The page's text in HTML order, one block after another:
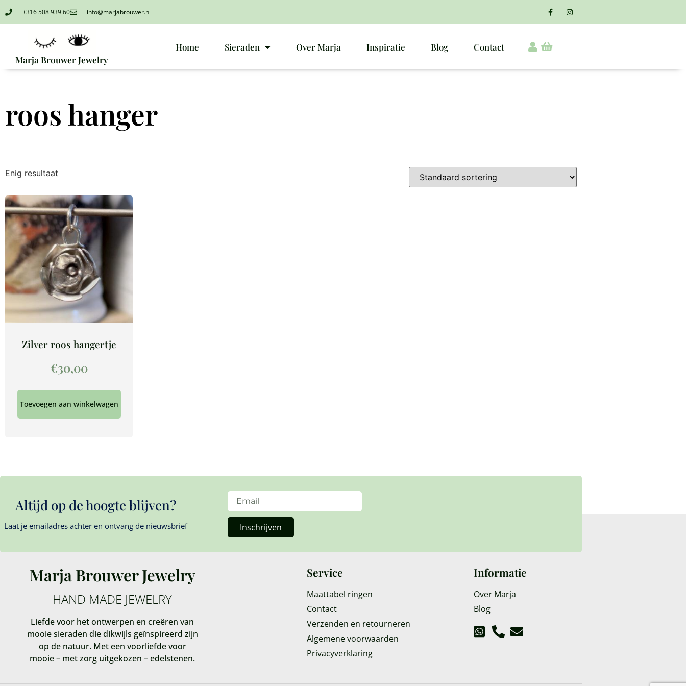
+316 508 939 60 info@marjabrouwer.nl
Marja Brouwer Jewelry
Home Sieraden Over Marja Inspiratie Blog Contact
roos hanger
Enig resultaat
Zilver roos hangertje
€30,00
Toevoegen aan winkelwagen
Altijd op de hoogte blijven?
Laat je emailadres achter en ontvang de nieuwsbrief Inschrijven
Marja Brouwer Jewelry
HAND MADE JEWELRY
Liefde voor het ontwerpen en creëren van
mooie sieraden die dikwijls geïnspireerd zijn
op de natuur. Met een voorliefde voor
mooie – met zorg uitgekozen – edelstenen.
Service
Maattabel ringen
Contact
Verzenden en retourneren
Algemene voorwaarden
Privacyverklaring
Informatie
Over Marja
Blog